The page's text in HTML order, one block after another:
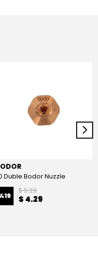
Duble Bodor Nuzzle
19
$ 5.29
$ 4.29